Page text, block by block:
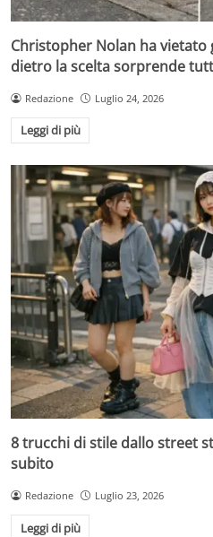
Christopher Nolan ha vietato
dietro la scelta sorprende
Redazione Luglio 24, 2026
Leggi di più
8 trucchi di stile dallo street
subito
Redazione Luglio 23, 2026
Leggi di più